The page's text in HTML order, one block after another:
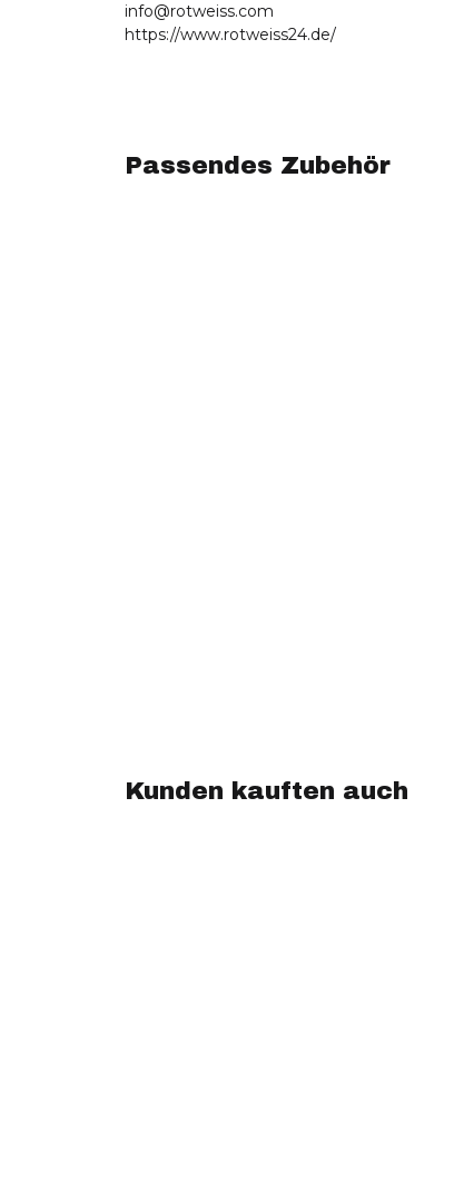
info@rotweiss.com
https://www.rotweiss24.de/
Passendes Zubehör
Kunden kauften auch